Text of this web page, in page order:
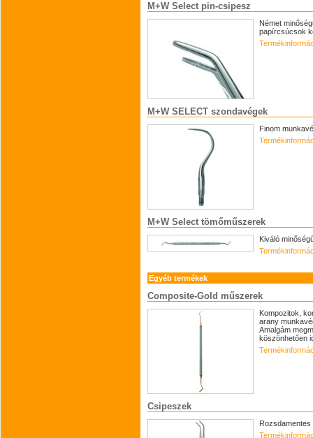
M+W Select pin-csipesz
Német
papírcsúcsok
M+W SELECT szondavégek
Finom
M+W Select tömőműszerek
Kiváló
Egyéb termékek
Composite-Gold műszerek
Kompozitok,
arany
Amalgám
köszönhetően
Csipeszek
Rozsdamentes